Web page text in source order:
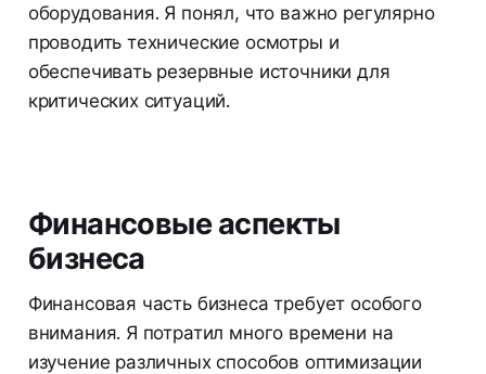
оборудования. Я понял, что важно регулярно
проводить технические осмотры и
обеспечивать резервные источники для
критических ситуаций.
Финансовые аспекты
бизнеса
Финансовая часть бизнеса требует особого
внимания. Я потратил много времени на
изучение различных способов оптимизации